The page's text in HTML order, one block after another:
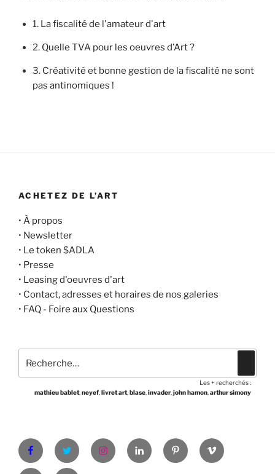
1. La fiscalité de l'amateur d'art
2. Quelle TVA pour les oeuvres d’Art ?
3. Créativité et bonne gestion de la fiscalité ne sont
pas antinomiques !
ACHETEZ DE L’ART
• À propos
• Newsletter
• Le token $ADLA
• Presse
• Leasing d'oeuvres d'art
• Contact, adresses et horaires de nos galeries
• FAQ - Foire aux Questions
pour
Les + recherchés :
mathieu bablet, neyef livret art, blase invader, john hamon arthur simony
FacebookTwitter InstagramLinkedInPinterestVimeo